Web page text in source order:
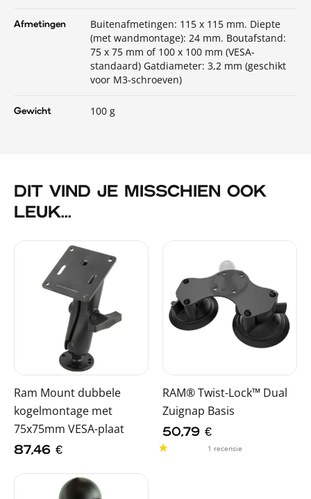
Afmetingen
Buitenafmetingen: 115 x 115 mm. Diepte
(met wandmontage): 24 mm. Boutafstand:
75 x 75 mm of 100 x 100 mm (VESA-
standaard) Gatdiameter: 3,2 mm (geschikt
voor M3-schroeven)
Gewicht 100 g
DIT VIND JE MISSCHIEN OOK
LEUK...
Ram Mount dubbele
kogelmontage met
75x75mm VESA-plaat
87,46 €
RAM® Twist-Lock™ Dual
Zuignap Basis
50,79 €